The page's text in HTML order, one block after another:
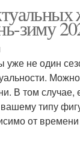
зиму
уже не один
В том случае,
типу
от